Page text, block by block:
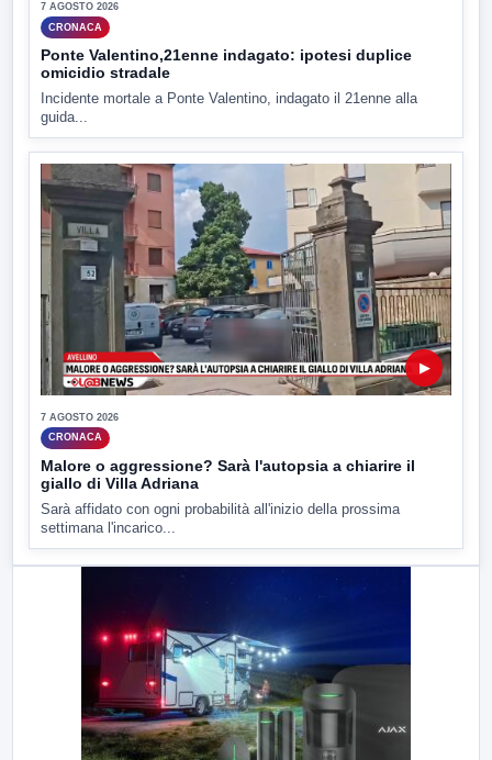
7 AGOSTO 2026
CRONACA
Ponte Valentino,21enne indagato: ipotesi duplice
omicidio stradale
Incidente mortale a Ponte Valentino, indagato il 21enne alla
guida...
▶
7 AGOSTO 2026
CRONACA
Malore o aggressione? Sarà l'autopsia a chiarire il
giallo di Villa Adriana
Sarà affidato con ogni probabilità all'inizio della prossima
settimana l'incarico...